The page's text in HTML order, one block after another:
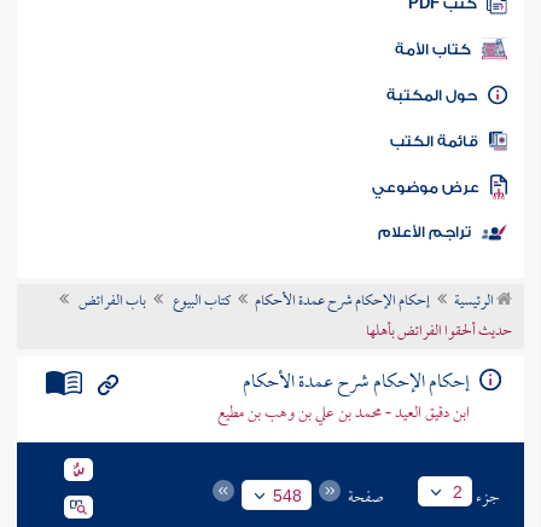
كتب PDF
كتاب الأمة
المكتبة
الكتب
موضوعي
تراجم الأعلام
الرئيسية إحكام الإحكام شرح عمدة الأحكام كتاب البيوع
باب الفرائض
حديث ألحقوا الفرائض بأهلها
إحكام الإحكام شرح عمدة الأحكام
ابن دقيق العيد - محمد بن علي بن وهب بن مطيع
جزء 2 صفحة 548